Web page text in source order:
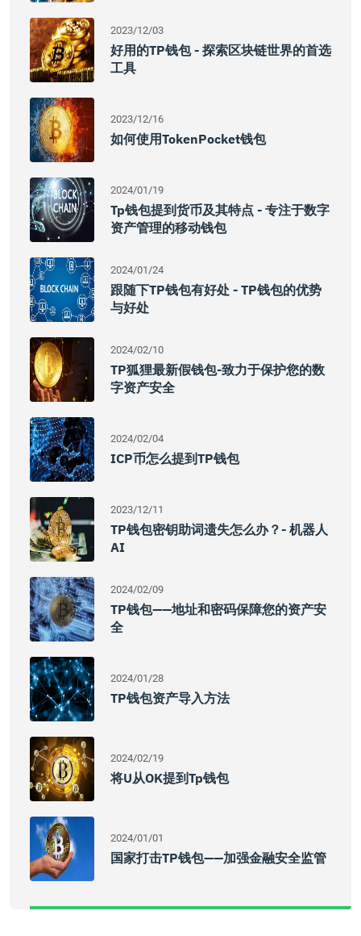
2023/12/03
好用的TP钱包 - 探索区块链世界的首选
工具
2023/12/16
如何使用TokenPocket钱包
2024/01/19
Tp钱包提到货币及其特点 - 专注于数字
资产管理的移动钱包
2024/01/24
跟随下TP钱包有好处 - TP钱包的优势
与好处
2024/02/10
TP狐狸最新假钱包-致力于保护您的数
字资产安全
2024/02/04
ICP币怎么提到TP钱包
2023/12/11
TP钱包密钥助词遗失怎么办？- 机器人
AI
2024/02/09
TP钱包——地址和密码保障您的资产安
全
2024/01/28
TP钱包资产导入方法
2024/02/19
将u从OK提到tp钱包
2024/01/01
国家打击TP钱包——加强金融安全监管